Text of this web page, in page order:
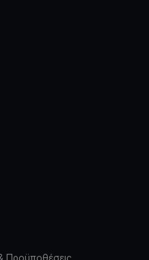
Προϋποθέσεις